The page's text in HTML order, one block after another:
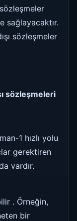
sağlayacaktır.
sözleşmeler
sözleşmeleri
1 hızlı yolu
gerektiren
vardır.
. Örneğin,
bir